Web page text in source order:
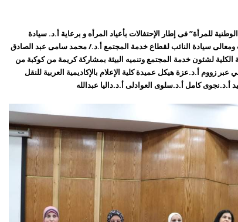
للمرأة
مغلقة
للمرأة” فى إطار الإحتفالات بأعياد المرأه و برعاية أ.د. سيادة
سيادة النائب لقطاع خدمة المجتمع أ.د./ محمد سامى عبد الصادق
الكلية لشئون خدمة المجتمع وتنميه البيئة بمشاركة كريمة من كوكبة من
عبر زووم أ.د.عزة هيكل عميدة كلية الإعلام بالإكاديمية العربية للنقل
كامل أ.د.سلوى العوادلى أ.د.داليا عبدالله